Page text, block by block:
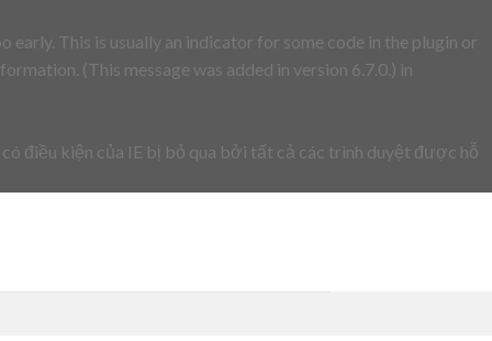
early. This is usually an indicator for some code in the plugin or
(This message was added in version 6.7.0.) in
điều kiện của IE bị bỏ qua bởi tất cả các trình duyệt được hỗ